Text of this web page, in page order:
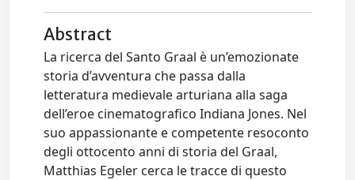
Abstract
La ricerca del Santo Graal è un’emozionate
storia d’avventura che passa dalla
letteratura medievale arturiana alla saga
dell’eroe cinematografico Indiana Jones. Nel
suo appassionante e competente resoconto
degli ottocento anni di storia del Graal,
Matthias Egeler cerca le tracce di questo